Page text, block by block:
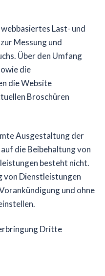
Last- und
Messung und
Über den Umfang
die
die Website
Broschüren
Ausgestaltung der
die Beibehaltung von
besteht nicht.
von Dienstleistungen
und ohne
Dritte